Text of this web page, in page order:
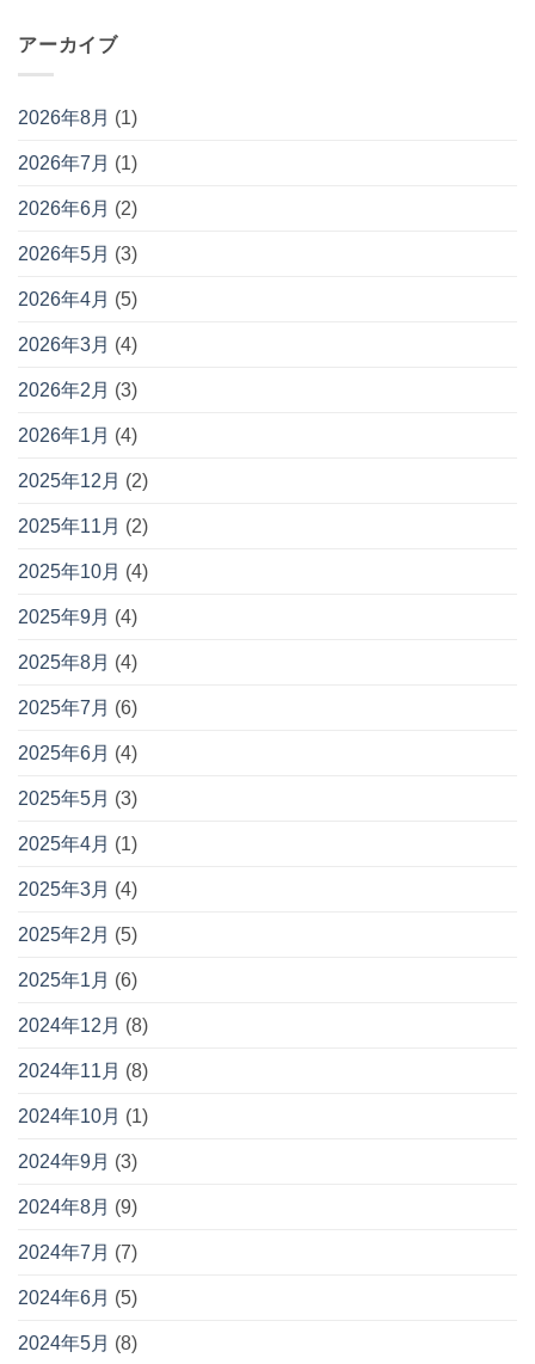
アーカイブ
2026年8月 (1)
2026年7月 (1)
2026年6月 (2)
2026年5月 (3)
2026年4月 (5)
2026年3月 (4)
2026年2月 (3)
2026年1月 (4)
2025年12月 (2)
2025年11月 (2)
2025年10月 (4)
2025年9月 (4)
2025年8月 (4)
2025年7月 (6)
2025年6月 (4)
2025年5月 (3)
2025年4月 (1)
2025年3月 (4)
2025年2月 (5)
2025年1月 (6)
2024年12月 (8)
2024年11月 (8)
2024年10月 (1)
2024年9月 (3)
2024年8月 (9)
2024年7月 (7)
2024年6月 (5)
2024年5月 (8)